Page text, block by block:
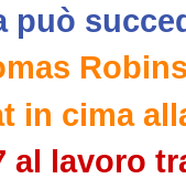
può
in cima
al lavoro